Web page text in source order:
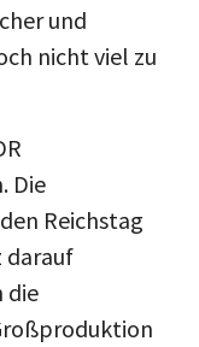
und
nicht viel zu
Die
Reichstag
darauf
die